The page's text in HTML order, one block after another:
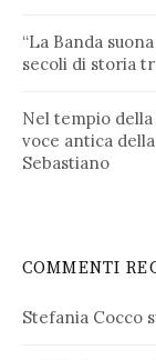
“La Banda
secoli di storia
Nel tempio
voce antica
Sebastiano
COMMENTI
Stefania Cocco